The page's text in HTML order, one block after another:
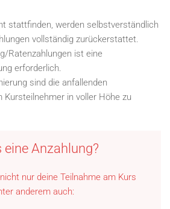
stattfinden, werden selbstverständlich
vollständig zurückerstattet.
Ratenzahlungen ist eine
erforderlich.
sind die anfallenden
Kursteilnehmer in voller Höhe zu
Anzahlung?
nur deine Teilnahme am Kurs
anderem auch: